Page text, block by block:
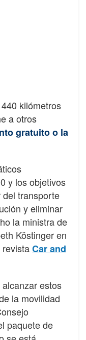
kilómetros
a otros
gratuito o la
y los objetivos
transporte
y eliminar
la ministra de
Köstinger en
Car and
estos
la movilidad
paquete de